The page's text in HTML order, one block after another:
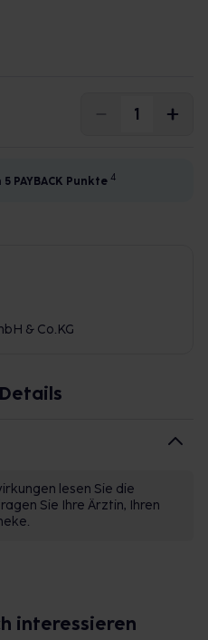
5 PAYBACK Punkte 4
& Co.KG
lesen Sie die
Sie Ihre Ärztin, Ihren
interessieren